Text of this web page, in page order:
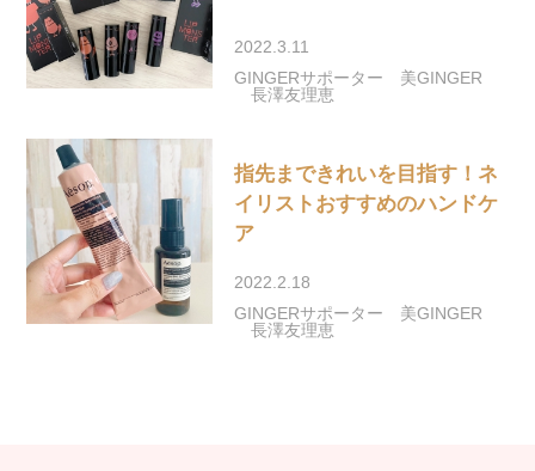
2022.3.11
GINGERサポーター
美GINGER
長澤友理恵
指先まできれいを目指す！ネ
イリストおすすめのハンドケ
ア
2022.2.18
GINGERサポーター
美GINGER
長澤友理恵